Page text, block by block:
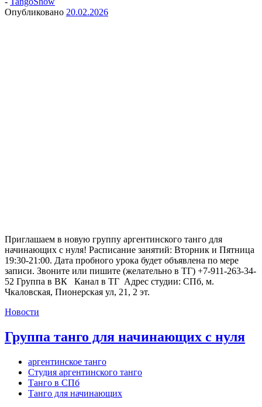
Опубликовано 20.02.2026
Приглашаем в новую группу аргентинского танго для
начинающих с нуля! Расписание занятий: Вторник и Пятница
19:30-21:00. Дата пробного урока будет объявлена по мере
записи. Звоните или пишите (желательно в ТГ) +7-911-263-34-
52 Группа в ВК Канал в ТГ Адрес студии: СПб, м.
Чкаловская, Пионерская ул, 21, 2 эт.
Новости
Группа танго для начинающих с нуля
аргентинское танго
Студия аргентинского танго
Танго в СПб
Танго для начинающих